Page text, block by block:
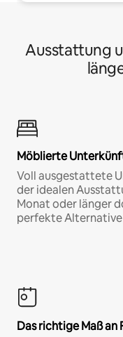
Ausstattung
Möblierte
Voll ausgestattete
der idealen
Monat oder länger
perfekte
Das richtige Maß